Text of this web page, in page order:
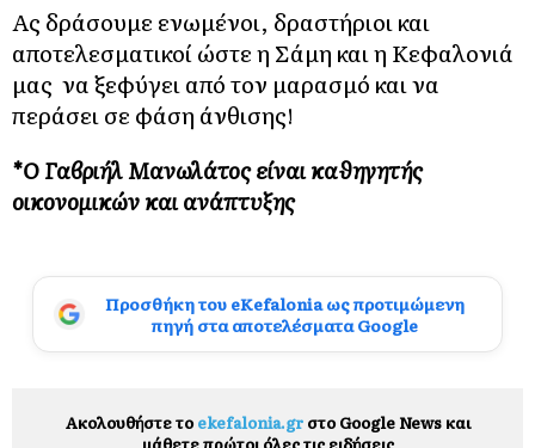
Ας δράσουμε ενωμένοι, δραστήριοι και
αποτελεσματικοί ώστε η Σάμη και η Κεφαλονιά
μας να ξεφύγει από τον μαρασμό και να
περάσει σε φάση άνθισης!
*Ο Γαβριήλ Μανωλάτος είναι καθηγητής
οικονομικών και ανάπτυξης
Προσθήκη του eKefalonia ως προτιμώμενη
πηγή στα αποτελέσματα Google
Ακολουθήστε το ekefalonia.grστο Google News και